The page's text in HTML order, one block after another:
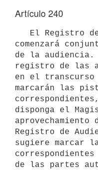
Artículo 240
comenzará
de la audiencia.
registro de las
en el
marcarán las
disponga el
aprovechamiento
Registro de
sugiere marcar
de las partes